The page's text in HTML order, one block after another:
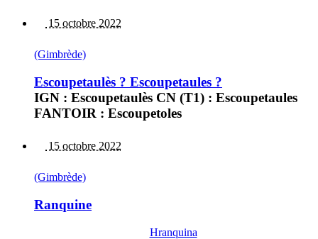
15 octobre 2022
(Gimbrède)
Escoupetaulès ? Escoupetaules ?
IGN : Escoupetaulès CN (T1) : Escoupetaules
FANTOIR : Escoupetoles
15 octobre 2022
(Gimbrède)
Ranquine
Hranquina